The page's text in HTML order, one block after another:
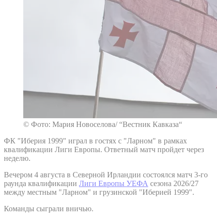
© Фото: Мария Новоселова/ “Вестник Кавказа“
ФК "Иберия 1999" играл в гостях с "Ларном" в рамках
квалификации Лиги Европы. Ответный матч пройдет через
неделю.
Вечером 4 августа в Северной Ирландии состоялся матч 3-го
раунда квалификации Лиги Европы УЕФА сезона 2026/27
между местным "Ларном" и грузинской "Иберией 1999".
Команды сыграли вничью.